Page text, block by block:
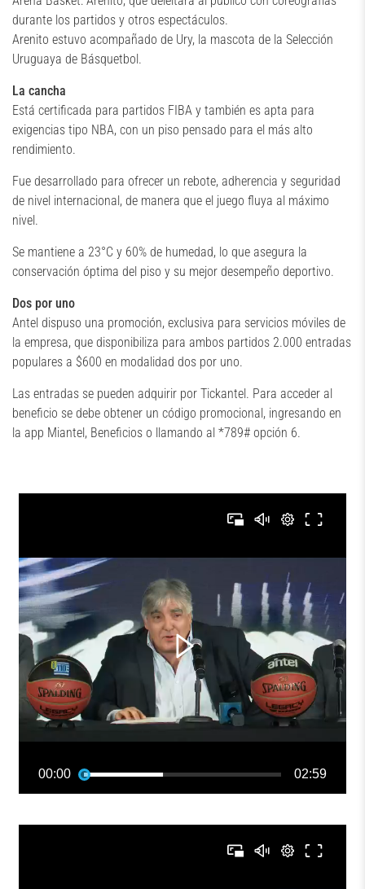
durante los partidos y otros espectáculos.
Arenito estuvo acompañado de Ury, la mascota de la Selección
Uruguaya de Básquetbol.
La cancha
Está certificada para partidos FIBA y también es apta para
exigencias tipo NBA, con un piso pensado para el más alto
rendimiento.
Fue desarrollado para ofrecer un rebote, adherencia y seguridad
de nivel internacional, de manera que el juego fluya al máximo
nivel.
Se mantiene a 23°C y 60% de humedad, lo que asegura la
conservación óptima del piso y su mejor desempeño deportivo.
Dos por uno
Antel dispuso una promoción, exclusiva para servicios móviles de
la empresa, que disponibiliza para ambos partidos 2.000 entradas
populares a $600 en modalidad dos por uno.
Las entradas se pueden adquirir por Tickantel. Para acceder al
beneficio se debe obtener un código promocional, ingresando en
la app Miantel, Beneficios o llamando al *789# opción 6.